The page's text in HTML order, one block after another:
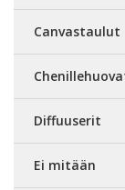
Canvastaulut
Diffuuserit
Ei mitään